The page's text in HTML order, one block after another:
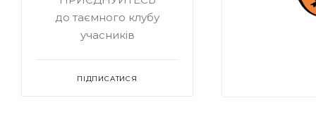
до таємного клубу
учасників
ПІДПИСАТИСЯ